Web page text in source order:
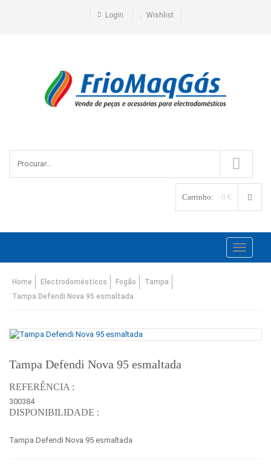
Login Wishlist
Carrinho: 0 €
Toggle
Home Electrodomésticos Fogão
Tampa
Tampa Defendi Nova 95 esmaltada
Tampa Defendi Nova 95 esmaltada
REFERÊNCIA :
300384
DISPONIBILIDADE :
Tampa Defendi Nova 95 esmaltada